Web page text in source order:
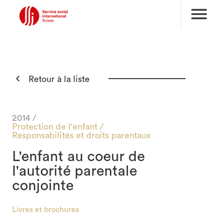
menu
 Retour à la liste
2014 /
Protection de l'enfant /
Responsabilités et droits parentaux
L'enfant au coeur de
l'autorité parentale
conjointe
Livres et brochures